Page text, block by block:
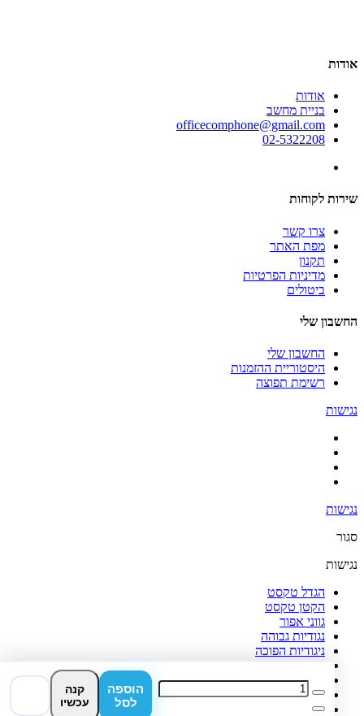
הוספה
לסל
קנה
עכשיו
אודות
אודות
בניית מחשב
officecomphone@gmail.com
02-5322208
שירות לקוחות
צרו קשר
מפת האתר
תקנון
מדיניות הפרטיות
ביטולים
החשבון שלי
החשבון שלי
היסטוריית ההזמנות
רשימת תפוצה
נגישות
נגישות
סגור
נגישות
הגדל טקסט
הקטן טקסט
גווני אפור
נגודיות גבוהה
ניגודיות הפוכה
רקע בהיר
הדגשת קישורים
פונט קריא
איפוס